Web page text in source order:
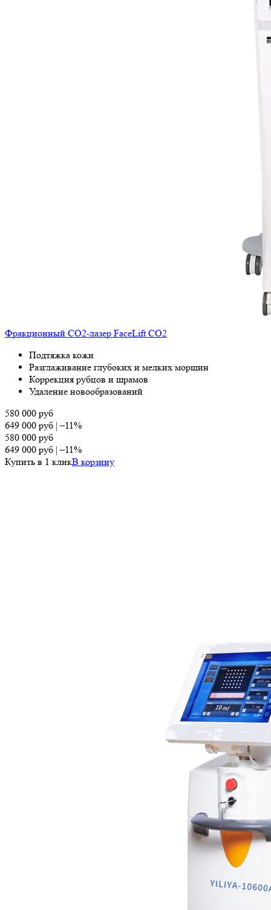
Фракционный СО2-лазер FaceLift CO2
Подтяжка кожи
Разглаживание глубоких и мелких морщин
Коррекция рубцов и шрамов
Удаление новообразований
580 000 руб
649 000 руб |–11%
580 000 руб
649 000 руб |–11%
Купить в 1 кликВ корзину